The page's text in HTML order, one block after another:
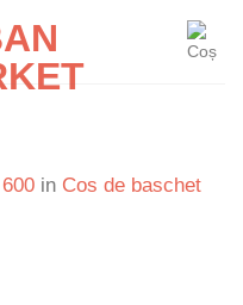
in Cos de baschet